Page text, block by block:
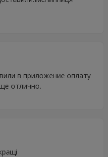
в приложение оплату
отлично.